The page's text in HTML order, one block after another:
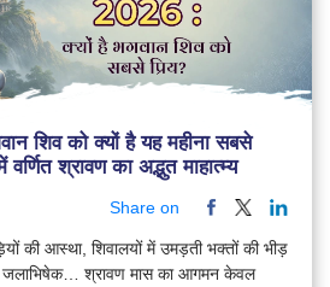
शिव को क्यों है यह महीना सबसे
श्रावण का अद्भुत माहात्म्य
Share on
की आस्था, शिवालयों में उमड़ती भक्तों की भीड़
जलाभिषेक… श्रावण मास का आगमन केवल